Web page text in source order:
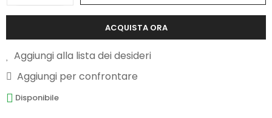
ACQUISTA ORA
Aggiungi alla lista dei desideri
Aggiungi per confrontare
Disponibile